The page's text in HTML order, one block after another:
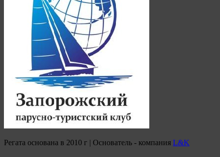
Регата основана в 2010 г | Основатель - компания L&K